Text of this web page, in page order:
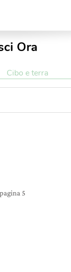
Ora
Cibo e terra
pagina 5